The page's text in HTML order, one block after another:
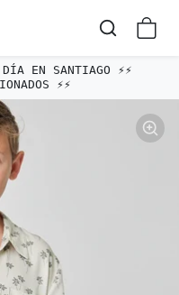
EN SANTIAGO ⚡️⚡️
⚡️⚡️
del producto